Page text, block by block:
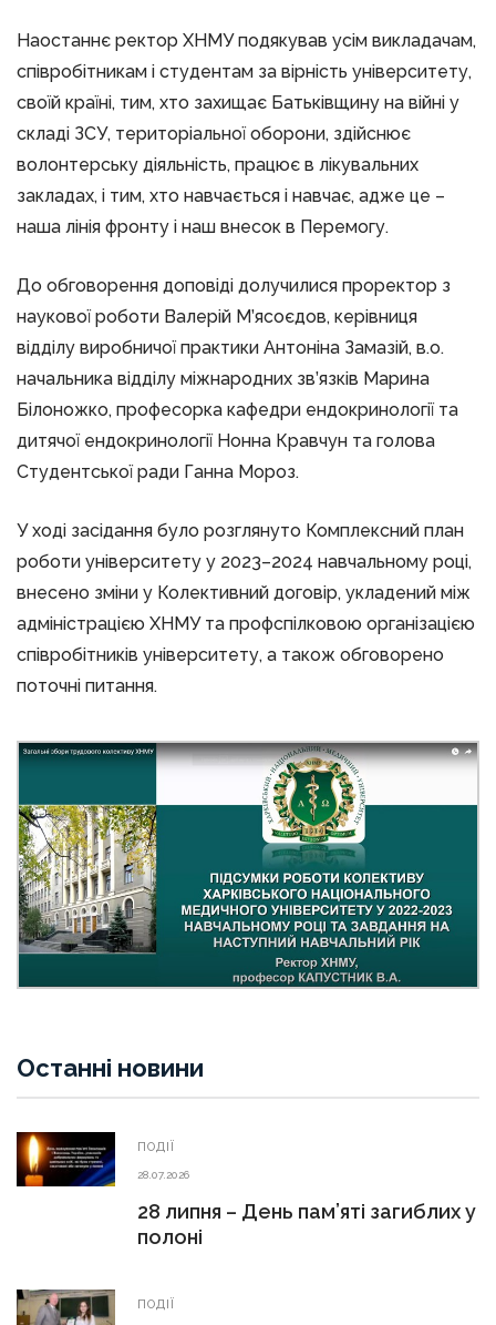
Наостаннє ректор ХНМУ подякував усім викладачам,
співробітникам і студентам за вірність університету,
своїй країні, тим, хто захищає Батьківщину на війні у
складі ЗСУ, територіальної оборони, здійснює
волонтерську діяльність, працює в лікувальних
закладах, і тим, хто навчається і навчає, адже це –
наша лінія фронту і наш внесок в Перемогу.
До обговорення доповіді долучилися проректор з
наукової роботи Валерій М’ясоєдов, керівниця
відділу виробничої практики Антоніна Замазій, в.о.
начальника відділу міжнародних зв’язків Марина
Білоножко, професорка кафедри ендокринології та
дитячої ендокринології Нонна Кравчун та голова
Студентської ради Ганна Мороз.
У ході засідання було розглянуто Комплексний план
роботи університету у 2023–2024 навчальному році,
внесено зміни у Колективний договір, укладений між
адміністрацією ХНМУ та профспілковою організацією
співробітників університету, а також обговорено
поточні питання.
Останні новини
ПОДІЇ
28.07.2026
28 липня – День пам’яті загиблих у
полоні
ПОДІЇ